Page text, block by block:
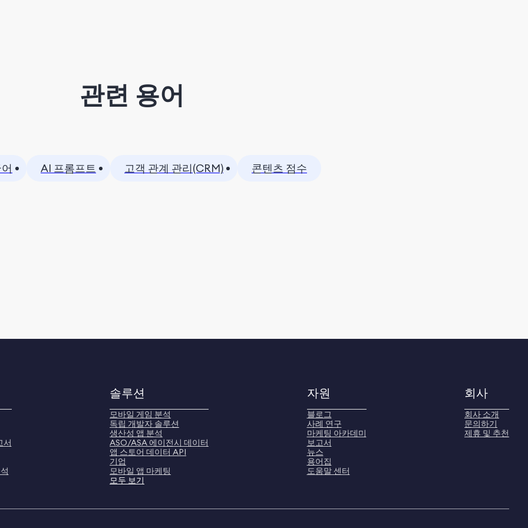
관련 용어
AI 프롬프트 고객 관계 관리(CRM) 콘텐츠 점수
서
솔루션
모바일 게임 분석
독립 개발자 솔루션
생산성 앱 분석
ASO/ASA 에이전시 데이터
앱 스토어 데이터 API
기업
모바일 앱 마케팅
모두 보기
자원
블로그
사례 연구
마케팅 아카데미
보고서
뉴스
용어집
도움말 센터
회사
회사 소개
문의하기
제휴 및 추천